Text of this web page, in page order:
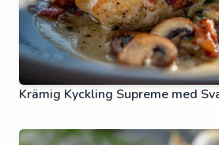
Krämig Kyckling Supreme med